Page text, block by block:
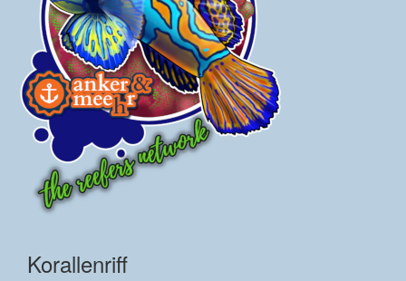
Korallenriff